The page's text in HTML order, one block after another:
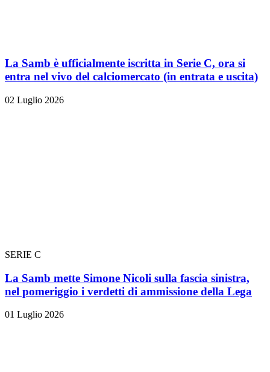
La Samb è ufficialmente iscritta in Serie C, ora si
entra nel vivo del calciomercato (in entrata e uscita)
02 Luglio 2026
SERIE C
La Samb mette Simone Nicoli sulla fascia sinistra,
nel pomeriggio i verdetti di ammissione della Lega
01 Luglio 2026